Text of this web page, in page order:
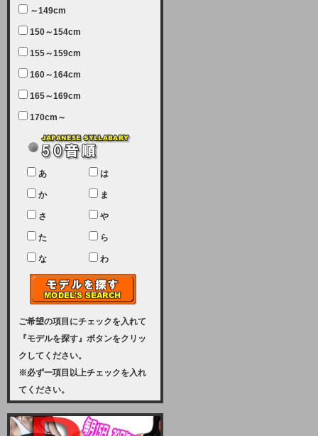
いただけます様、宜しくお願い致し
【クレジットカード決済について
②】
現在、クレジットカード決済はJCB
のみになっております。大変ご迷惑
キャシュでの決済は可能ですので、
宜しくお願い致します。
2024-02-23 (金)
【クレジットカード決済について】
只今、クレジットカード会社の都合
により決済ができない状況です。
ユーザー様には、大変ご迷惑をおか
けいたしまして申し訳ございませ
ん。
2023-08-31 (木)
【サーバーメンテナンス実施のお知
らせ】
2023年 9月10日（日曜日）午前8：
サーバーメンテナンスを実施いたし
ます。その為、アクセスはできませ
ますが、ご理解の程を宜しくお願い
～149cm
150～154cm
155～159cm
160～164cm
165～169cm
170cm～
あ は
か ま
さ や
た ら
な わ
ご希望の項目にチェックを入れて
『モデルを探す』ボタンをクリッ
クしてください。
※必ず一項目以上チェックを入れ
てください。